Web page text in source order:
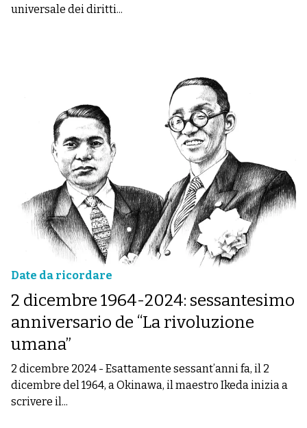
universale dei diritti...
Date da ricordare
2 dicembre 1964-2024: sessantesimo
anniversario de “La rivoluzione
umana”
2 dicembre 2024 - Esattamente sessant’anni fa, il 2
dicembre del 1964, a Okinawa, il maestro Ikeda inizia a
scrivere il...